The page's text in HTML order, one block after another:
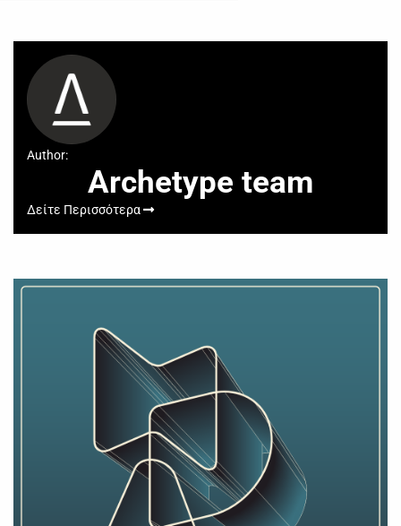
Author:
Archetype team
Δείτε Περισσότερα